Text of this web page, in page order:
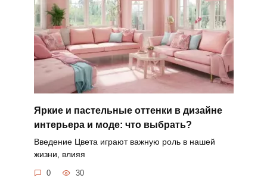
Яркие и пастельные оттенки в дизайне
интерьера и моде: что выбрать?
Введение Цвета играют важную роль в нашей
жизни, влияя
0 30